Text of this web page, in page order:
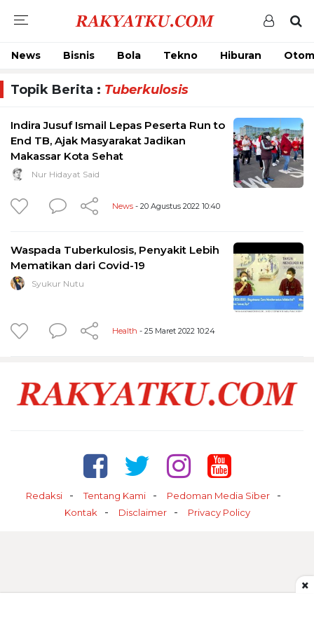
News Bisnis Bola Tekno Hiburan
Topik Berita : Tuberkulosis
Indira Jusuf Ismail Lepas Peserta Run to
End TB, Ajak Masyarakat Jadikan
Makassar Kota Sehat
Nur Hidayat Said
News - 20 Agustus 2022 10:40
Waspada Tuberkulosis, Penyakit Lebih
Mematikan dari Covid-19
Syukur Nutu
Health - 25 Maret 2022 10:24
Redaksi Tentang Kami
Pedoman Media Siber
Kontak
Disclaimer Privacy Policy
×